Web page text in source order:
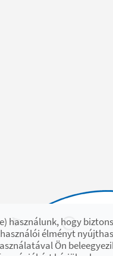
használunk, hogy
élményt
Ön